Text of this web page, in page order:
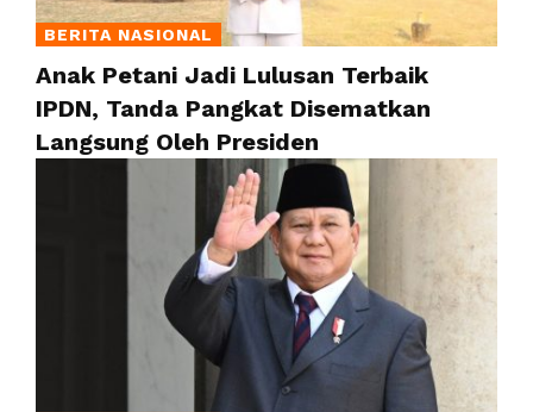
BERITA NASIONAL
Anak Petani Jadi Lulusan Terbaik
IPDN, Tanda Pangkat Disematkan
Langsung Oleh Presiden